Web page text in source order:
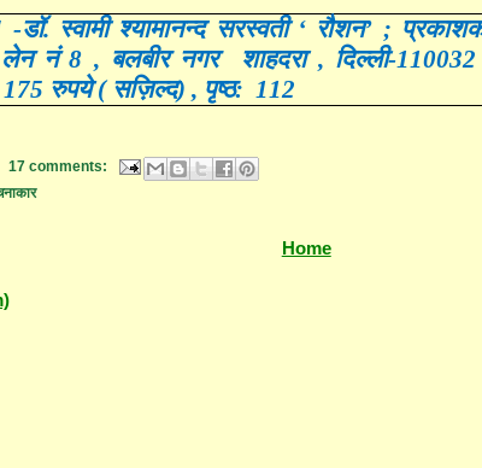
-डॉ.स्वामी श्यामानन्द सरस्वती ‘ रौशन’ ;
नं 8 , बलबीर नगर शाहदरा , दिल्ली-
रुपये ( सज़िल्द) , पृष्ठ: 112
17 comments:
Home